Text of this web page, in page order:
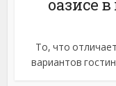
оазисе
То, что
вариантов